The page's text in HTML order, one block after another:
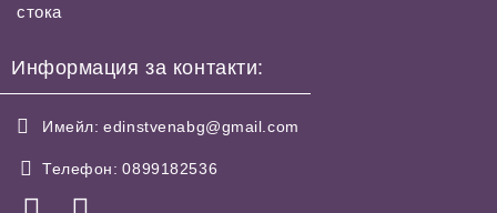
стока
Информация за контакти:
Имейл: edinstvenabg@gmail.com
Телефон: 0899182536